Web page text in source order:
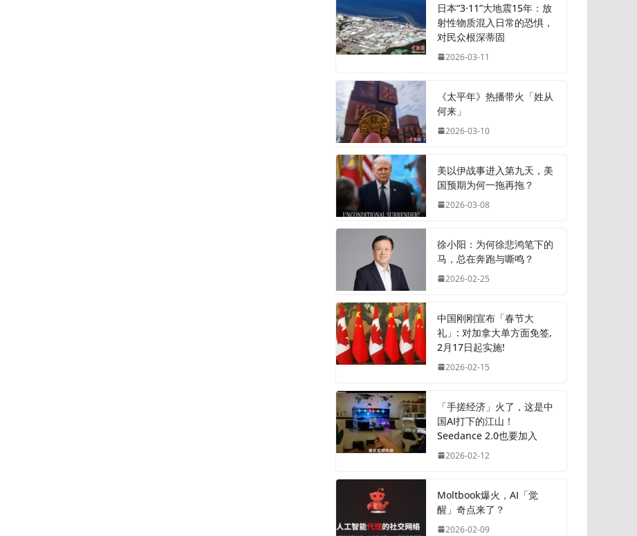
日本“3·11”大地震15年：放
射性物质混入日常的恐惧，
对民众根深蒂固
2026-03-11
《太平年》热播带火「姓从
何来」
2026-03-10
美以伊战事进入第九天，美
国预期为何一拖再拖？
2026-03-08
徐小阳：为何徐悲鸿笔下的
马，总在奔跑与嘶鸣？
2026-02-25
中国刚刚宣布「春节大
礼」: 对加拿大单方面免签,
2月17日起实施!
2026-02-15
「手搓经济」火了，这是中
国AI打下的江山！
Seedance 2.0也要加入
2026-02-12
Moltbook爆火，AI「觉
醒」奇点来了？
2026-02-09